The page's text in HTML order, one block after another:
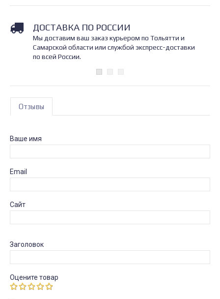
ДОСТАВКА ПО РОССИИ
Мы доставим ваш заказ курьером по Тольятти и
Самарской области или службой экспресс-доставки
по всей России.
Отзывы
Ваше имя
Email
Сайт
Заголовок
Оцените товар